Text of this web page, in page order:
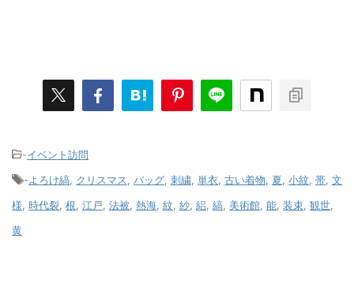
-イベント訪問
-よろけ縞 クリスマス バッグ 刺繍 単衣 古い着物 夏 小紋 帯 文
様 時代裂 根 江戸 法被 熱海 紋 紗 絽 縞 美術館 能 装束 観世
黄